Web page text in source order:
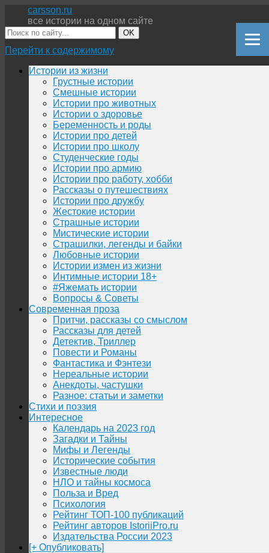
carsson.ru
все истории на одном сайте
OK
Перейти к содержимому
Истории из жизни
Грустные истории
Смешные истории
Истории про животных
Истории о здоровье
Беременность и роды
Истории про детей
Истории про школу
Студенческие годы
Истории про армию
Истории про работу, хобби
Рассказы о путешествиях
Истории про дружбу
Жестокие истории
Страшные истории
Мистические истории
Страшилки, легенды и байки
Любовные истории
Истории измен из жизни
Интимные истории 18+
#Яжемать истории
Вопросы & Советы
Современная проза
Притчи, рассказы со смыслом
Рассказы для детей
Детектив, Триллер
Повести и Романы
Фантастика и Фэнтези
Нереальные истории
Анекдоты, частушки
Разное: статьи и заметки
Стихи и поэзия
Интересное
Календарь на 2023 год
Загадки и Тайны
Мифы и Легенды
Исторические события
Известные люди
НЛО и тайны космоса
Польза и Вред
Психология
Рейтинг ТОП-100 публикаций
Рейтинг авторов IstoriiPro.ru
Издательства России 2023
[+ Опубликовать]